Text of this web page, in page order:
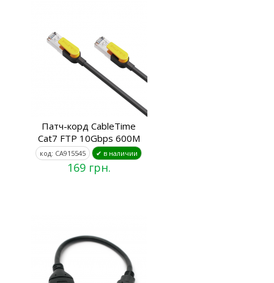
Патч-корд CableTime
Cat7 FTP 10Gbps 600M
код: CA915545 ✔ в наличии
169 грн.